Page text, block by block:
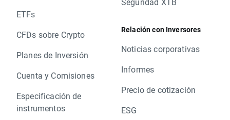
ETFs
CFDs sobre Crypto
Planes de Inversión
Cuenta y Comisiones
Especificación de
instrumentos
Relación con Inversores
Noticias corporativas
Informes
Precio de cotización
ESG